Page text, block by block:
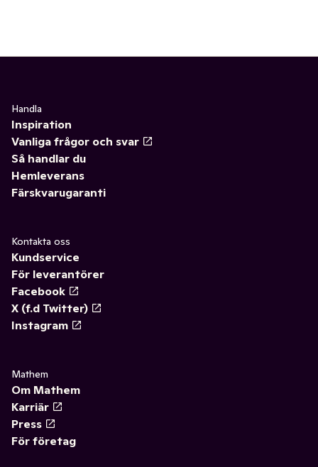
Handla
Inspiration
Vanliga frågor och svar
Så handlar du
Hemleverans
Färskvarugaranti
Kontakta oss
Kundservice
För leverantörer
Facebook
X (f.d Twitter)
Instagram
Mathem
Om Mathem
Karriär
Press
För företag